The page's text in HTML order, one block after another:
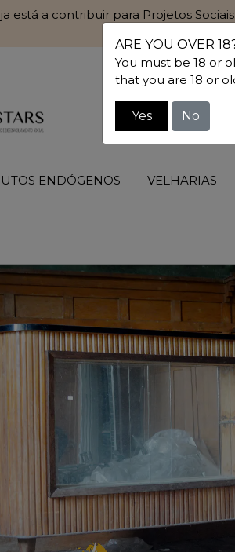
está a contribuir para Projetos
ENDÓGENOS VELHARIAS
ARE YOU OVER
You must be 18 or
that you are 18 or
Yes No